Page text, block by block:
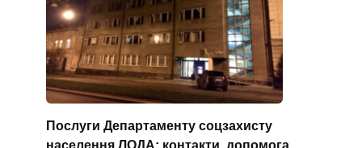
Послуги Департаменту соцзахисту
населення ЛОДА: контакти, допомога